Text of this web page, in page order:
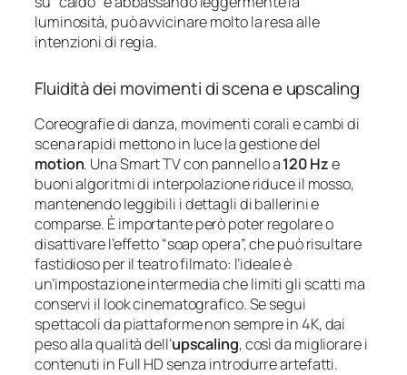
luminosità, può avvicinare molto la resa alle
intenzioni di regia.
Fluidità dei movimenti di scena e upscaling
Coreografie di danza, movimenti corali e cambi di
scena rapidi mettono in luce la gestione del
motion. Una Smart TV con pannello a120 Hze
buoni algoritmi di interpolazione riduce il mosso,
mantenendo leggibili i dettagli di ballerini e
comparse. È importante però poter regolare o
disattivare l’effetto “soap opera”, che può risultare
fastidioso per il teatro filmato: l’ideale è
un’impostazione intermedia che limiti gli scatti ma
conservi il look cinematografico. Se segui
spettacoli da piattaforme non sempre in 4K, dai
peso alla qualità dell’upscaling, così da migliorare i
contenuti in Full HD senza introdurre artefatti.